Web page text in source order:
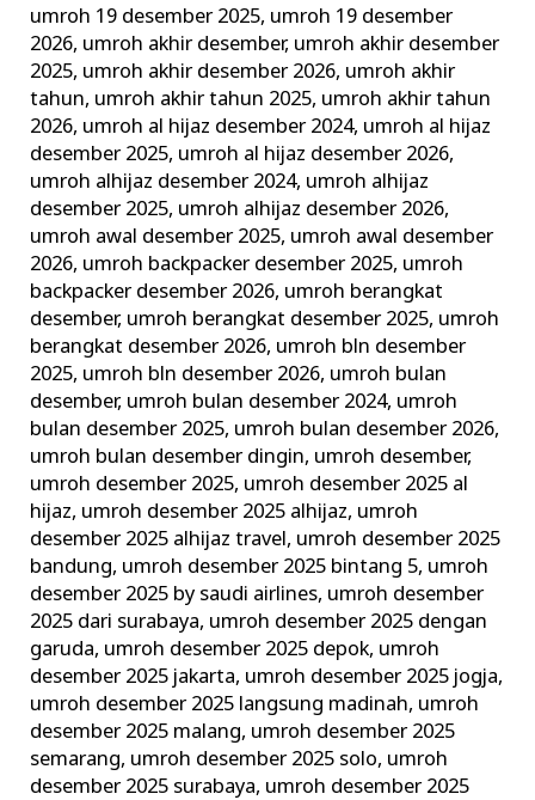
umroh 19 desember 2025, umroh 19 desember
2026, umroh akhir desember, umroh akhir desember
2025, umroh akhir desember 2026, umroh akhir
tahun, umroh akhir tahun 2025, umroh akhir tahun
2026, umroh al hijaz desember 2024, umroh al hijaz
desember 2025, umroh al hijaz desember 2026,
umroh alhijaz desember 2024, umroh alhijaz
desember 2025, umroh alhijaz desember 2026,
umroh awal desember 2025, umroh awal desember
2026, umroh backpacker desember 2025, umroh
backpacker desember 2026, umroh berangkat
desember, umroh berangkat desember 2025, umroh
berangkat desember 2026, umroh bln desember
2025, umroh bln desember 2026, umroh bulan
desember, umroh bulan desember 2024, umroh
bulan desember 2025, umroh bulan desember 2026,
umroh bulan desember dingin, umroh desember,
umroh desember 2025, umroh desember 2025 al
hijaz, umroh desember 2025 alhijaz, umroh
desember 2025 alhijaz travel, umroh desember 2025
bandung, umroh desember 2025 bintang 5, umroh
desember 2025 by saudi airlines, umroh desember
2025 dari surabaya, umroh desember 2025 dengan
garuda, umroh desember 2025 depok, umroh
desember 2025 jakarta, umroh desember 2025 jogja,
umroh desember 2025 langsung madinah, umroh
desember 2025 malang, umroh desember 2025
semarang, umroh desember 2025 solo, umroh
desember 2025 surabaya, umroh desember 2025